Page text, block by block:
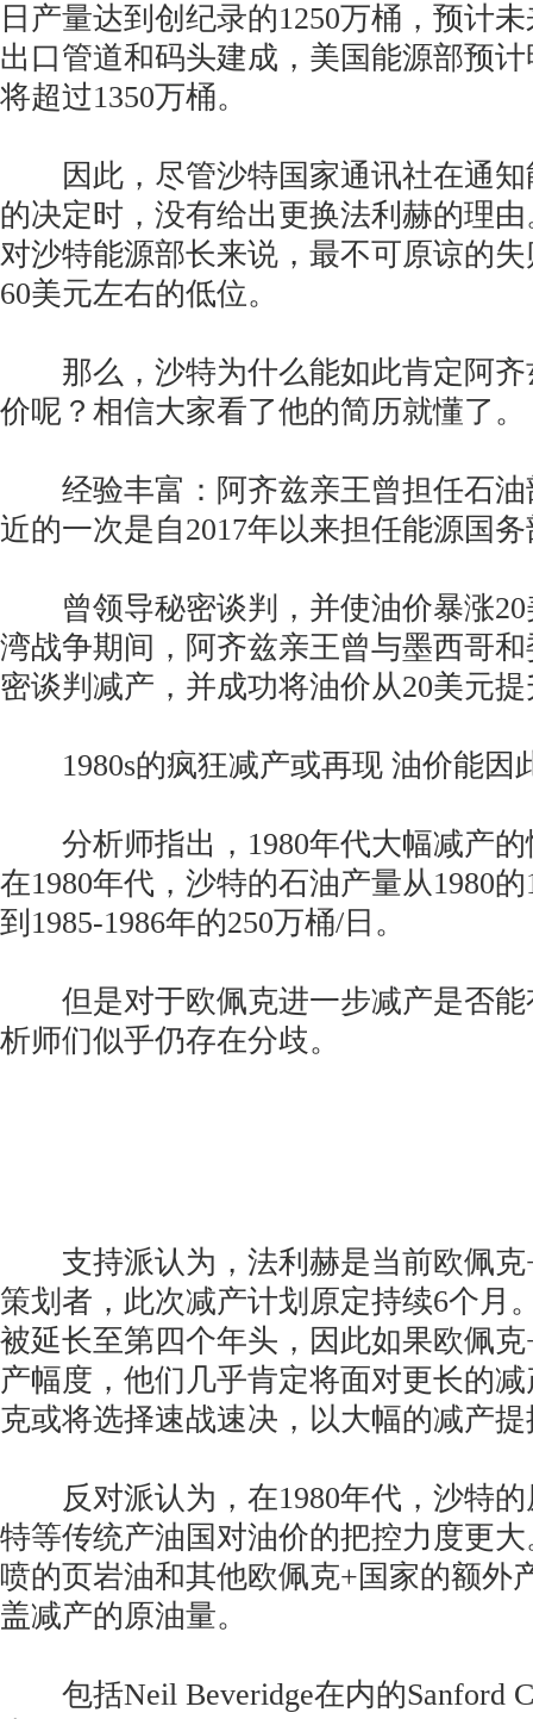
日产量达到创纪录的1250万桶，预计
出口管道和码头建成，美国能源部预
将超过1350万桶。
因此，尽管沙特国家通讯社在通知
的决定时，没有给出更换法利赫的理
对沙特能源部长来说，最不可原谅的
60美元左右的低位。
那么，沙特为什么能如此肯定阿齐
价呢？相信大家看了他的简历就懂了。
经验丰富：阿齐兹亲王曾担任石油
近的一次是自2017年以来担任能源国
曾领导秘密谈判，并使油价暴涨20
湾战争期间，阿齐兹亲王曾与墨西哥
密谈判减产，并成功将油价从20美元
1980s的疯狂减产或再现 油价能因
分析师指出，1980年代大幅减产的
在1980年代，沙特的石油产量从1980
到1985-1986年的250万桶/日。
但是对于欧佩克进一步减产是否能
析师们似乎仍存在分歧。
支持派认为，法利赫是当前欧佩克
策划者，此次减产计划原定持续6个月
被延长至第四个年头，因此如果欧佩
产幅度，他们几乎肯定将面对更长的
克或将选择速战速决，以大幅的减产
反对派认为，在1980年代，沙特的
特等传统产油国对油价的把控力度更
喷的页岩油和其他欧佩克+国家的额外
盖减产的原油量。
包括Neil Beveridge在内的Sanford